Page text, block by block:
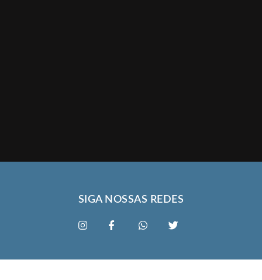
SIGA NOSSAS REDES